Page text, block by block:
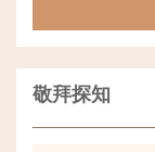
敬拜探知